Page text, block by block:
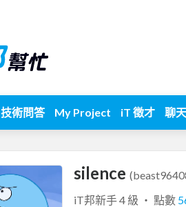
技術問答 My Project iT 徵才 聊
silence
iT邦新手 4 級 ‧ 點數